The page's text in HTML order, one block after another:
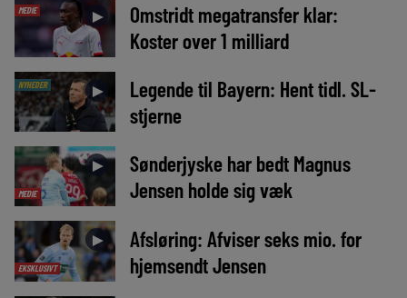
MEDIE ►
Omstridt megatransfer klar:
Koster over 1 milliard
NYHEDER ►
Legende til Bayern: Hent tidl. SL-
stjerne
MEDIE
►
Sønderjyske har bedt Magnus
Jensen holde sig væk
EKSKLUSIVT
►
Afsløring: Afviser seks mio. for
hjemsendt Jensen